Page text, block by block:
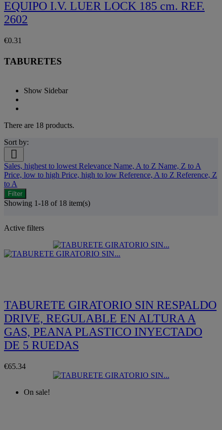
EQUIPO I.V. LUER LOCK 185 cm. REF.
2602
€0.31
TABURETES
Show Sidebar
There are 18 products.
Sort by:

Sales, highest to lowest Relevance Name, A to Z Name, Z to A
Price, low to high Price, high to low Reference, A to Z Reference, Z
to A
Filter
Showing 1-18 of 18 item(s)
Active filters
TABURETE GIRATORIO SIN RESPALDO
DRIVE, REGULABLE EN ALTURA A
GAS, PEANA PLASTICO INYECTADO
DE 5 RUEDAS
€65.34
On sale!